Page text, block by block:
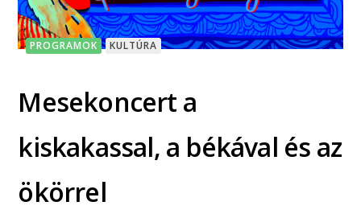
PROGRAMOK KULTÚRA
Mesekoncert a
kiskakassal, a békával és az
ökörrel